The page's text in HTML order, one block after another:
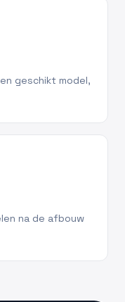
geschikt model,
na de afbouw